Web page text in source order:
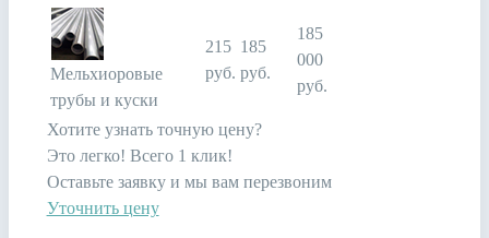
Мельхиоровые
трубы и куски
215
руб.
185
руб.
185
000
руб.
Хотите узнать точную цену?
Это легко! Всего 1 клик!
Оставьте заявку и мы вам перезвоним
Уточнить цену